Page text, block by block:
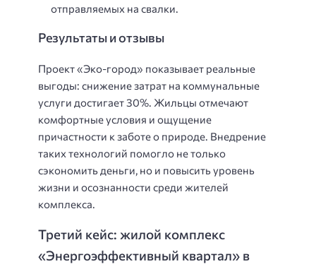
отправляемых на свалки.
Результаты и отзывы
Проект «Эко-город» показывает реальные
выгоды: снижение затрат на коммунальные
услуги достигает 30%. Жильцы отмечают
комфортные условия и ощущение
причастности к заботе о природе. Внедрение
таких технологий помогло не только
сэкономить деньги, но и повысить уровень
жизни и осознанности среди жителей
комплекса.
Третий кейс: жилой комплекс
«Энергоэффективный квартал» в